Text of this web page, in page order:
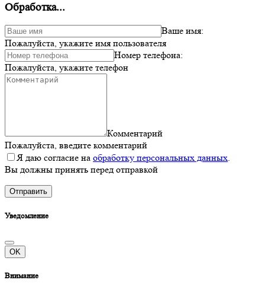
Обработка...
Ваше имя:
Пожалуйста, укажите имя пользователя
Номер телефона:
Пожалуйста, укажите телефон
Комментарий
Пожалуйста, введите комментарий
Я даю согласие на обработку персональных данных.
Вы должны принять перед отправкой
Отправить
Уведомление
OK
Внимание